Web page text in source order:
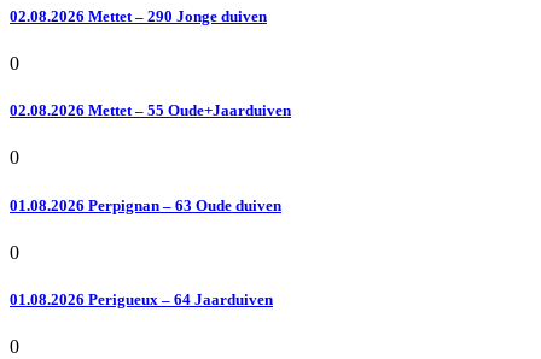
02.08.2026 Mettet – 290 Jonge duiven
0
02.08.2026 Mettet – 55 Oude+Jaarduiven
0
01.08.2026 Perpignan – 63 Oude duiven
0
01.08.2026 Perigueux – 64 Jaarduiven
0